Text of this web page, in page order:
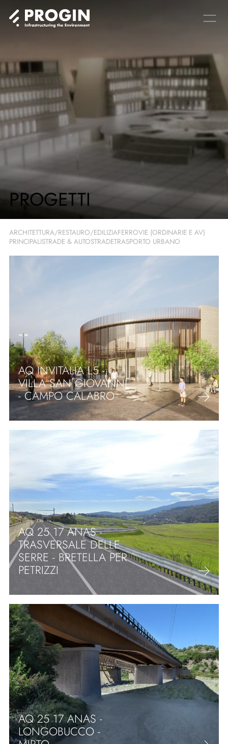
PROGETTI
ARCHITETTURA/RESTAURO/EDILIZIAFERROVIE (ORDINARIE E AV)
PRINCIPALISTRADE & AUTOSTRADETRASPORTO URBANO
AQ INVITALIA L5 -
VILLA SAN GIOVANNI
- CAMPO CALABRO
AQ 25 17 ANAS -
TRASVERSALE DELLE
SERRE - BRETELLA PER
PETRIZZI
AQ 25 17 ANAS -
LONGOBUCCO -